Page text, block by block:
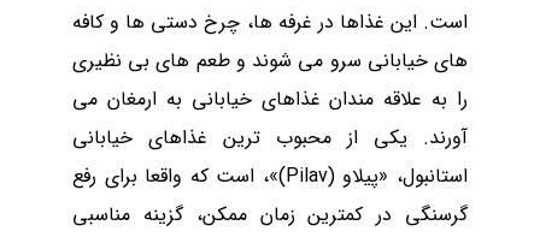
است. این غذاها در غرفه ها، چرخ دستی ها و کافه
های خیابانی سرو می ‌شوند و طعم های بی ‌نظیری
را به علاقه مندان غذاهای خیابانی به ارمغان می
آورند. یکی از محبوب ترین غذاهای خیابانی
استانبول، «پیلاو (Pilav)»، است که واقعا برای رفع
گرسنگی در کمترین زمان ممکن، گزینه مناسبی